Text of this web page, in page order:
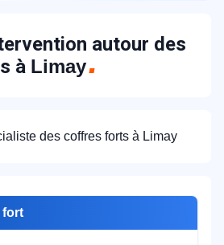
autour des
à Limay
des coffres forts à Limay
fort